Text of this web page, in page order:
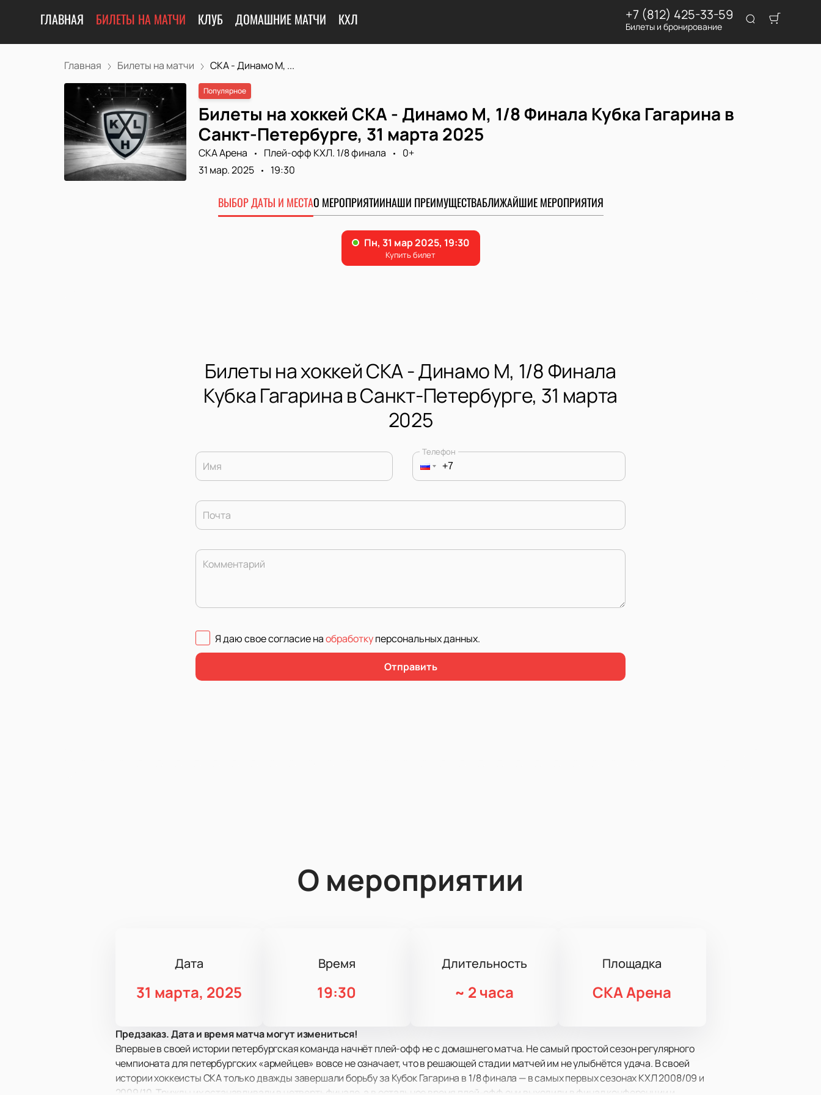
ГЛАВНАЯ БИЛЕТЫ НА МАТЧИ КЛУБ ДОМАШНИЕ МАТЧИ КХЛ +7 (812) 425-33-59
Билеты и бронирование
Главная Билеты на матчи СКА - Динамо М, ...
Популярное
Билеты на хоккей СКА - Динамо М, 1/8 Финала Кубка Гагарина в
Санкт-Петербурге, 31 марта 2025
СКА Арена Плей-офф КХЛ. 1/8 финала
0+
31 мар. 2025
19:30
ВЫБОР ДАТЫ И МЕСТАО МЕРОПРИЯТИИНАШИ ПРЕИМУЩЕСТВАБЛИЖАЙШИЕ МЕРОПРИЯТИЯ
Билеты на хоккей СКА - Динамо М, 1/8 Финала
Кубка Гагарина в Санкт-Петербурге, 31 марта
2025
Имя
Телефон
Почта
Комментарий
Я даю свое согласие наобработкуперсональных данных.
Отправить
О мероприятии
Дата
31 марта, 2025
Время
19:30
Длительность
~ 2 часа
Площадка
СКА Арена
Предзаказ. Дата и время матча могут измениться!
Впервые в своей истории петербургская команда начнёт плей-офф не с домашнего матча. Не самый простой сезон регулярного
чемпионата для петербургских «армейцев» вовсе не означает, что в решающей стадии матчей им не улыбнётся удача. В своей
истории хоккеисты СКА только дважды завершали борьбу за Кубок Гагарина в 1/8 финала — в самых первых сезонах КХЛ 2008/09 и